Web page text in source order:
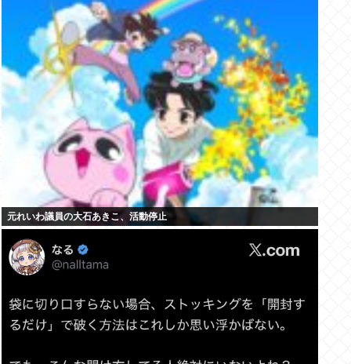
元れいわ議員の大石あきこ、活動停止